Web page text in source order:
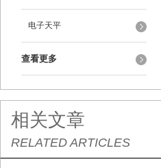
电子天平
查看更多
相关文章
RELATED ARTICLES